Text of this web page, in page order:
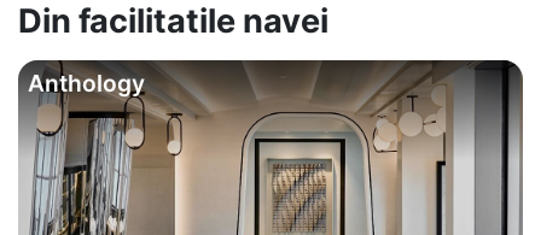
Din facilitatile navei
Anthology